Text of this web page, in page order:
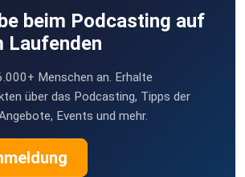
beim Podcasting auf
Laufenden
Menschen an. Erhalte
über das Podcasting, Tipps der
Events und mehr.